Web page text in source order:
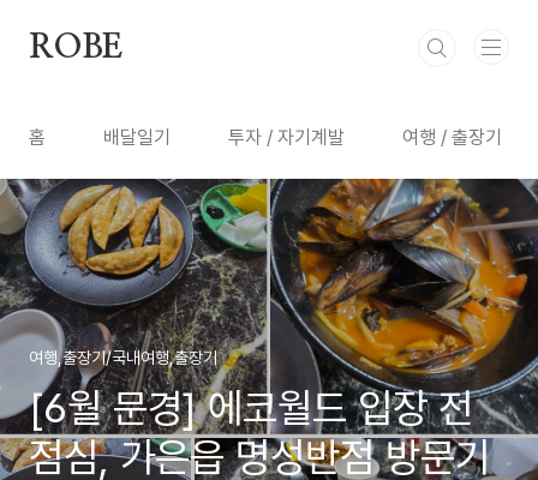
ROBE
홈 배달일기 투자 / 자기계발 여행 / 출장기
여행,출장기/국내여행,출장기
[6월 문경] 에코월드 입장 전
점심, 가은읍 명성반점 방문기